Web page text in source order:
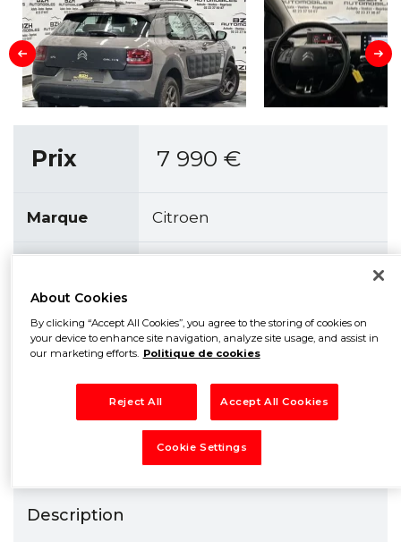
Prix 7 990 €
Marque Citroen
Année 2015
Kilométrage 182196 km
Diesel
Description
About Cookies
By clicking “Accept All Cookies”, you agree to the storing of cookies on
your device to enhance site navigation, analyze site usage, and assist in
our marketing efforts. Politique de cookies
Reject All Accept All Cookies
Cookie Settings